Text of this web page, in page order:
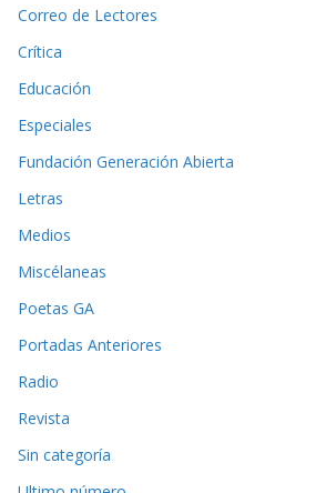
Correo de Lectores
Crítica
Educación
Especiales
Fundación Generación Abierta
Letras
Medios
Miscélaneas
Poetas GA
Portadas Anteriores
Radio
Revista
Sin categoría